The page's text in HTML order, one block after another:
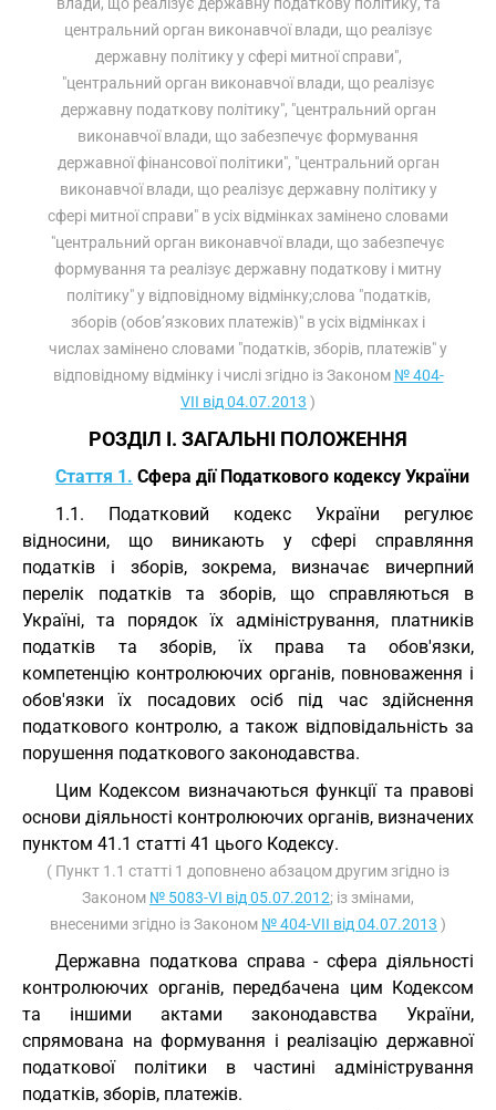
центральний орган виконавчої влади, що реалізує
державну політику у сфері митної справи",
"центральний орган виконавчої влади, що реалізує
державну податкову політику", "центральний орган
виконавчої влади, що забезпечує формування
державної фінансової політики", "центральний орган
виконавчої влади, що реалізує державну політику у
сфері митної справи" в усіх відмінках замінено словами
"центральний орган виконавчої влади, що забезпечує
формування та реалізує державну податкову і митну
політику" у відповідному відмінку;слова "податків,
зборів (обов’язкових платежів)" в усіх відмінках і
числах замінено словами "податків, зборів, платежів" у
відповідному відмінку і числі згідно із Законом № 404-
VII від 04.07.2013 )
РОЗДІЛ I. ЗАГАЛЬНІ ПОЛОЖЕННЯ
Стаття 1. Сфера дії Податкового кодексу України
1.1. Податковий кодекс України регулює
відносини, що виникають у сфері справляння
податків і зборів, зокрема, визначає вичерпний
перелік податків та зборів, що справляються в
Україні, та порядок їх адміністрування, платників
податків та зборів, їх права та обов'язки,
компетенцію контролюючих органів, повноваження і
обов'язки їх посадових осіб під час здійснення
податкового контролю, а також відповідальність за
порушення податкового законодавства.
Цим Кодексом визначаються функції та правові
основи діяльності контролюючих органів, визначених
пунктом 41.1 статті 41 цього Кодексу.
( Пункт 1.1 статті 1 доповнено абзацом другим згідно із
Законом № 5083-VI від 05.07.2012; із змінами,
внесеними згідно із Законом № 404-VII від 04.07.2013 )
Державна податкова справа - сфера діяльності
контролюючих органів, передбачена цим Кодексом
та іншими актами законодавства України,
спрямована на формування і реалізацію державної
податкової політики в частині адміністрування
податків, зборів, платежів.